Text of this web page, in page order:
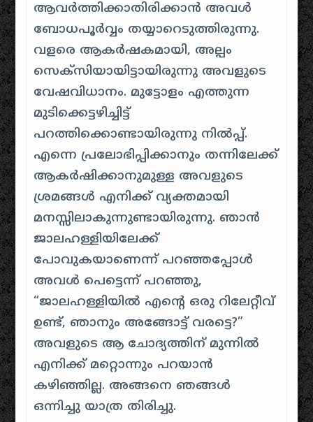
ആവർത്തിക്കാതിരിക്കാൻ അവൾ
ബോധപൂർവ്വം തയ്യാറെടുത്തിരുന്നു.
വളരെ ആകർഷകമായി, അല്പം
സെക്സിയായിട്ടായിരുന്നു അവളുടെ
വേഷവിധാനം. മുട്ടോളം എത്തുന്ന
മുടിക്കെട്ടഴിച്ചിട്ട്
പറത്തിക്കൊണ്ടായിരുന്നു നിൽപ്പ്.
എന്നെ പ്രലോഭിപ്പിക്കാനും തന്നിലേക്ക്
ആകർഷിക്കാനുമുള്ള അവളുടെ
ശ്രമങ്ങൾ എനിക്ക് വ്യക്തമായി
മനസ്സിലാകുന്നുണ്ടായിരുന്നു. ഞാൻ
ജാലഹള്ളിയിലേക്ക്
പോവുകയാണെന്ന് പറഞ്ഞപ്പോൾ
അവൾ പെട്ടെന്ന് പറഞ്ഞു,
“ജാലഹള്ളിയിൽ എൻ്റെ ഒരു റിലേറ്റീവ്
ഉണ്ട്, ഞാനും അങ്ങോട്ട് വരട്ടെ?”
അവളുടെ ആ ചോദ്യത്തിന് മുന്നിൽ
എനിക്ക് മറ്റൊന്നും പറയാൻ
കഴിഞ്ഞില്ല. അങ്ങനെ ഞങ്ങൾ
ഒന്നിച്ചു യാത്ര തിരിച്ചു.